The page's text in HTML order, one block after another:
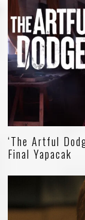
‘The Artful
Final Yapacak